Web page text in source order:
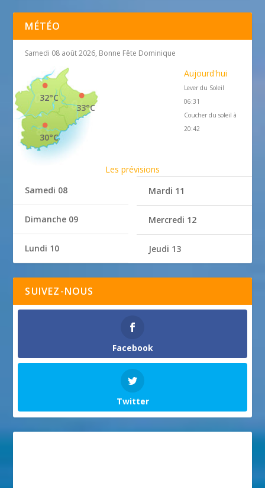
MÉTÉO
Samedi 08 août 2026, Bonne Fête Dominique
33°C
32°C
30°C
Aujourd'hui
Lever du Soleil
06:31
Coucher du soleil à
20:42
Les prévisions
Samedi 08
Dimanche 09
Lundi 10
Mardi 11
Mercredi 12
Jeudi 13
SUIVEZ-NOUS
Facebook
Twitter